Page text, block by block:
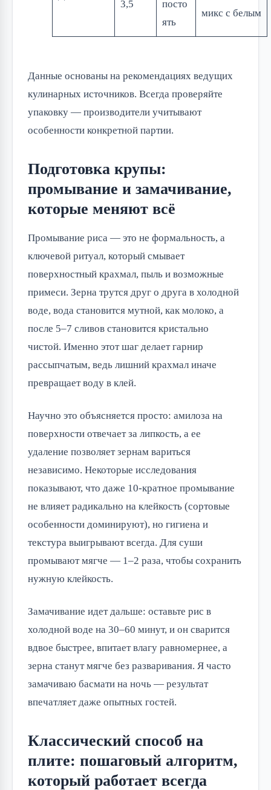
3,5
посто
ять
микс с белым
Данные основаны на рекомендациях ведущих
кулинарных источников. Всегда проверяйте
упаковку — производители учитывают
особенности конкретной партии.
Подготовка крупы:
промывание и замачивание,
которые меняют всё
Промывание риса — это не формальность, а
ключевой ритуал, который смывает
поверхностный крахмал, пыль и возможные
примеси. Зерна трутся друг о друга в холодной
воде, вода становится мутной, как молоко, а
после 5–7 сливов становится кристально
чистой. Именно этот шаг делает гарнир
рассыпчатым, ведь лишний крахмал иначе
превращает воду в клей.
Научно это объясняется просто: амилоза на
поверхности отвечает за липкость, а ее
удаление позволяет зернам вариться
независимо. Некоторые исследования
показывают, что даже 10-кратное промывание
не влияет радикально на клейкость (сортовые
особенности доминируют), но гигиена и
текстура выигрывают всегда. Для суши
промывают мягче — 1–2 раза, чтобы сохранить
нужную клейкость.
Замачивание идет дальше: оставьте рис в
холодной воде на 30–60 минут, и он сварится
вдвое быстрее, впитает влагу равномернее, а
зерна станут мягче без разваривания. Я часто
замачиваю басмати на ночь — результат
впечатляет даже опытных гостей.
Классический способ на
плите: пошаговый алгоритм,
который работает всегда